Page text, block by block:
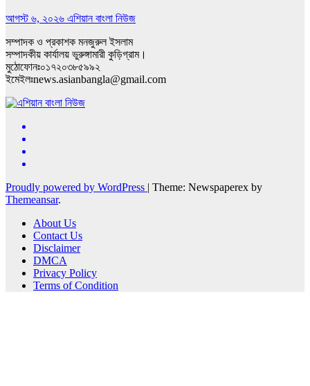
আগস্ট ৬, ২০২৬ এশিয়ান বাংলা নিউজ
সম্পাদক ও প্রকাশক মনজুরুল ইসলাম
সম্পাদকীয় কার্যালয় ভুরুঙ্গামারী কুড়িগ্রাম।
মুঠোফোনঃ০১৭২০৩৮৫৯৯২
ইমেইলঃnews.asianbangla@gmail.com
Proudly powered by WordPress | Theme: Newspaperex by
Themeansar.
About Us
Contact Us
Disclaimer
DMCA
Privacy Policy
Terms of Condition